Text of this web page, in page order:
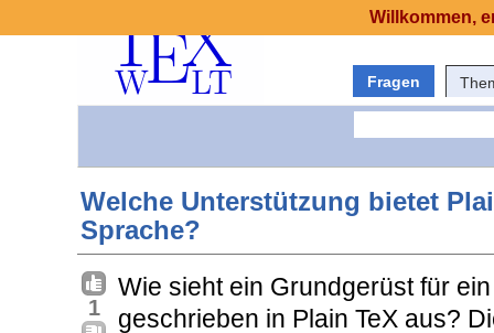
Fragen
Welche Unterstützung bietet
Sprache?
1
Wie sieht ein Grundgerüst für
geschrieben in Plain TeX aus?
Willkommen,